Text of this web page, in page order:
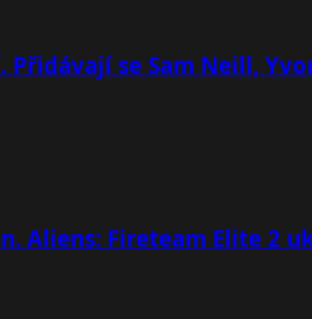
se Sam Neill,
Aliens: Fireteam Elite 2